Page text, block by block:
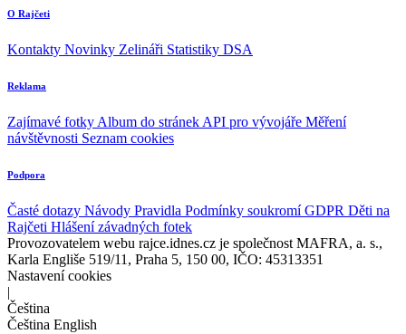
O Rajčeti
Kontakty Novinky Zelináři Statistiky DSA
Reklama
Zajímavé fotky Album do stránek API pro vývojáře Měření
návštěvnosti Seznam cookies
Podpora
Časté dotazy Návody Pravidla Podmínky soukromíGDPR Děti na
Rajčeti Hlášení závadných fotek
Provozovatelem webu rajce.idnes.cz je společnost MAFRA, a. s.,
Karla Engliše 519/11, Praha 5, 150 00, IČO: 45313351
Nastavení cookies
|
Čeština
Čeština English